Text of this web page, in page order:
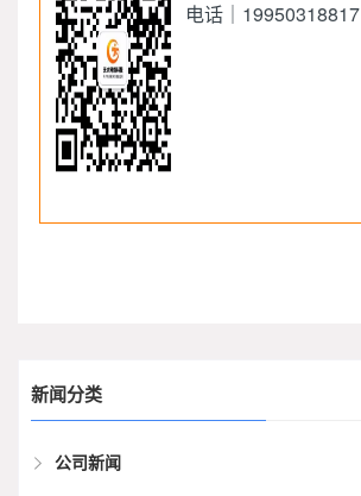
电话｜19950318817
新闻分类
公司新闻